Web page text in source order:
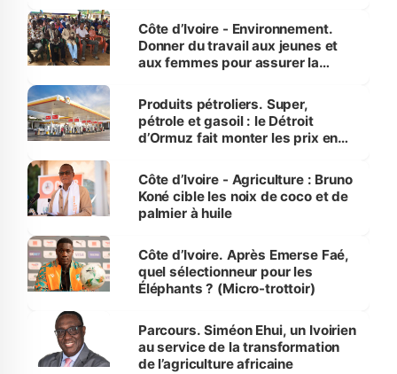
Côte d’Ivoire - Environnement.
Donner du travail aux jeunes et
aux femmes pour assurer la
menacées
Produits pétroliers. Super,
pétrole et gasoil : le Détroit
d’Ormuz fait monter les prix en
Côte d’Ivoire - Agriculture : Bruno
Koné cible les noix de coco et de
palmier à huile
Côte d’Ivoire. Après Emerse Faé,
quel sélectionneur pour les
Éléphants ? (Micro-trottoir)
Parcours. Siméon Ehui, un Ivoirien
au service de la transformation
de l’agriculture africaine